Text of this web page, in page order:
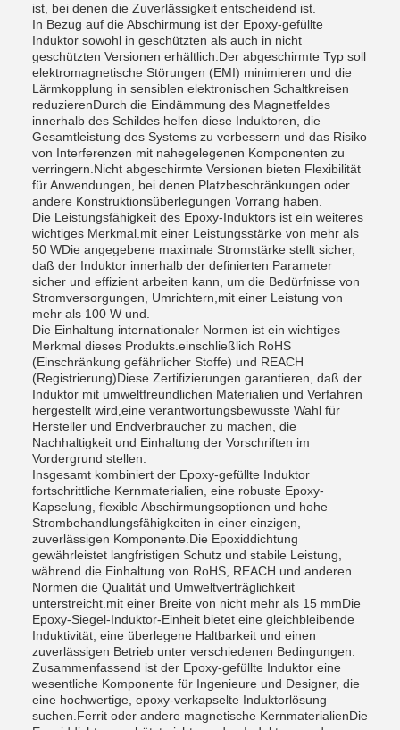
ist, bei denen die Zuverlässigkeit entscheidend ist.
In Bezug auf die Abschirmung ist der Epoxy-gefüllte
Induktor sowohl in geschützten als auch in nicht
geschützten Versionen erhältlich.Der abgeschirmte Typ soll
elektromagnetische Störungen (EMI) minimieren und die
Lärmkopplung in sensiblen elektronischen Schaltkreisen
reduzierenDurch die Eindämmung des Magnetfeldes
innerhalb des Schildes helfen diese Induktoren, die
Gesamtleistung des Systems zu verbessern und das Risiko
von Interferenzen mit nahegelegenen Komponenten zu
verringern.Nicht abgeschirmte Versionen bieten Flexibilität
für Anwendungen, bei denen Platzbeschränkungen oder
andere Konstruktionsüberlegungen Vorrang haben.
Die Leistungsfähigkeit des Epoxy-Induktors ist ein weiteres
wichtiges Merkmal.mit einer Leistungsstärke von mehr als
50 WDie angegebene maximale Stromstärke stellt sicher,
daß der Induktor innerhalb der definierten Parameter
sicher und effizient arbeiten kann, um die Bedürfnisse von
Stromversorgungen, Umrichtern,mit einer Leistung von
mehr als 100 W und.
Die Einhaltung internationaler Normen ist ein wichtiges
Merkmal dieses Produkts.einschließlich RoHS
(Einschränkung gefährlicher Stoffe) und REACH
(Registrierung)Diese Zertifizierungen garantieren, daß der
Induktor mit umweltfreundlichen Materialien und Verfahren
hergestellt wird,eine verantwortungsbewusste Wahl für
Hersteller und Endverbraucher zu machen, die
Nachhaltigkeit und Einhaltung der Vorschriften im
Vordergrund stellen.
Insgesamt kombiniert der Epoxy-gefüllte Induktor
fortschrittliche Kernmaterialien, eine robuste Epoxy-
Kapselung, flexible Abschirmungsoptionen und hohe
Strombehandlungsfähigkeiten in einer einzigen,
zuverlässigen Komponente.Die Epoxiddichtung
gewährleistet langfristigen Schutz und stabile Leistung,
während die Einhaltung von RoHS, REACH und anderen
Normen die Qualität und Umweltverträglichkeit
unterstreicht.mit einer Breite von nicht mehr als 15 mmDie
Epoxy-Siegel-Induktor-Einheit bietet eine gleichbleibende
Induktivität, eine überlegene Haltbarkeit und einen
zuverlässigen Betrieb unter verschiedenen Bedingungen.
Zusammenfassend ist der Epoxy-gefüllte Induktor eine
wesentliche Komponente für Ingenieure und Designer, die
eine hochwertige, epoxy-verkapselte Induktorlösung
suchen.Ferrit oder andere magnetische KernmaterialienDie